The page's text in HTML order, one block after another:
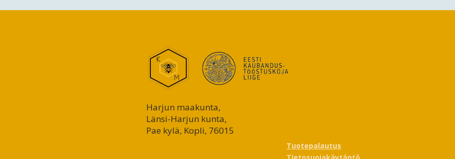
Harjun maakunta,
Länsi-Harjun kunta,
Pae kylä, Kopli, 76015
Tuotepalautus